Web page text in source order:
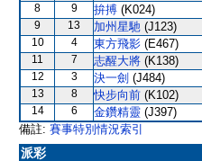
8
9 拚搏 (K024)
9
13 加州星馳 (J123)
10
4 東方飛影 (E467)
11
7 志醒大將 (K138)
12
3 決一劍 (J484)
13
8 快步向前 (K102)
14
6 金鑽精靈 (J397)
備註: 賽事特別情況索引
派彩